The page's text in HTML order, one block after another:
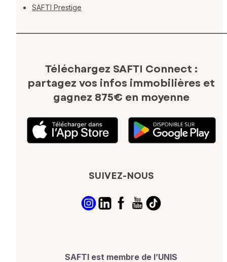
SAFTI Prestige
Téléchargez SAFTI Connect :
partagez vos infos immobilières et
gagnez 875€ en moyenne
SUIVEZ-NOUS
SAFTI est membre de l’UNIS